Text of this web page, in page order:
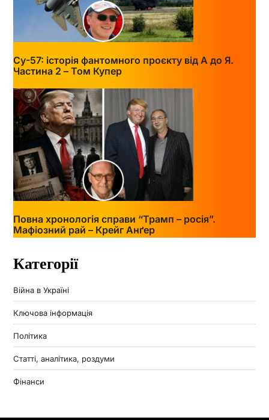
Су-57: історія фантомного проєкту від А до Я.
Частина 2 – Том Купер
Повна хронологія справи “Трамп – росія”.
Мафіозний рай – Крейг Анґер
Категорії
Війна в Україні
Ключова інформація
Політика
Статті, аналітика, роздуми
Фінанси